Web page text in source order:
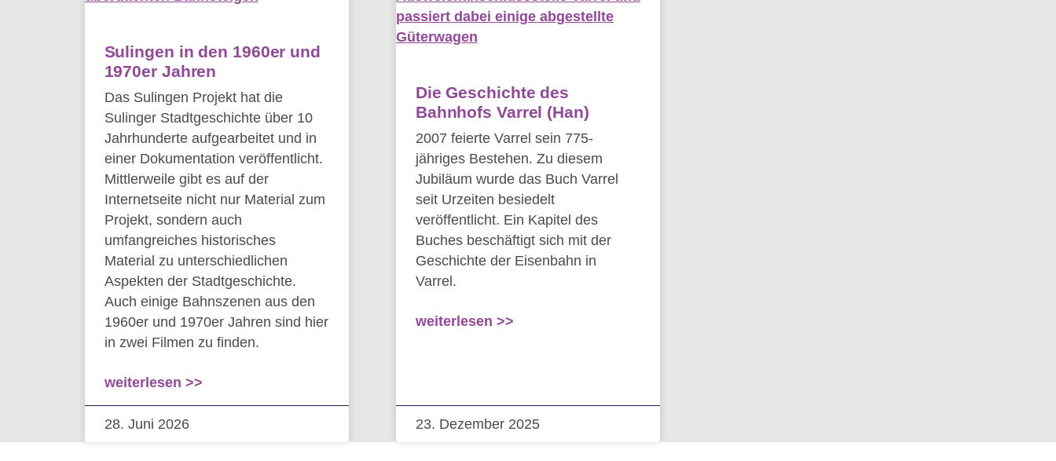
Sulingen in den 1960er und
1970er Jahren
Das Sulingen Projekt hat die
Sulinger Stadtgeschichte über 10
Jahrhunderte aufgearbeitet und in
einer Dokumentation veröffentlicht.
Mittlerweile gibt es auf der
Internetseite nicht nur Material zum
Projekt, sondern auch
umfangreiches historisches
Material zu unterschiedlichen
Aspekten der Stadtgeschichte.
Auch einige Bahnszenen aus den
1960er und 1970er Jahren sind hier
in zwei Filmen zu finden.
weiterlesen >>
28. Juni 2026
Die Geschichte des
Bahnhofs Varrel (Han)
2007 feierte Varrel sein 775-
jähriges Bestehen. Zu diesem
Jubiläum wurde das Buch Varrel
seit Urzeiten besiedelt
veröffentlicht. Ein Kapitel des
Buches beschäftigt sich mit der
Geschichte der Eisenbahn in
Varrel.
weiterlesen >>
23. Dezember 2025